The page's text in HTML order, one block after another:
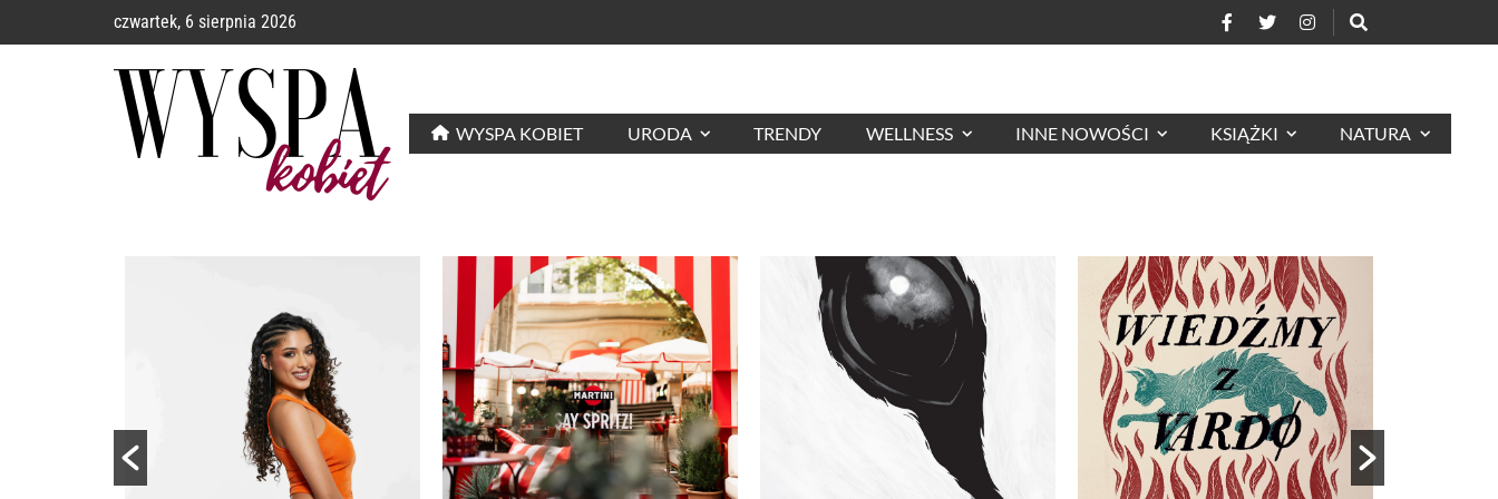
czwartek, 6 sierpnia 2026
WYSPA KOBIET URODA TRENDY WELLNESS INNE NOWOŚCI KSIĄŻKI NATURA